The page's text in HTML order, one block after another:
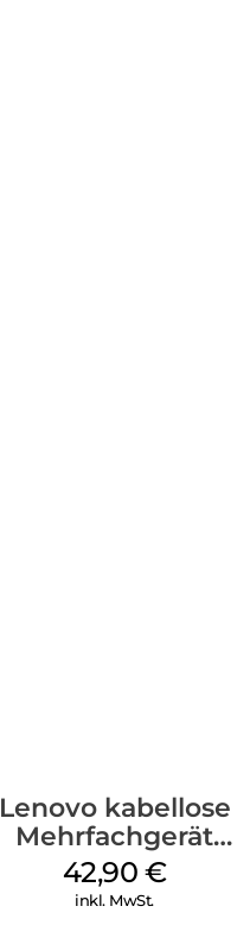
Lenovo kabellose
Mehrfachgerät
Luna Grey
42,90 €
inkl. MwSt.